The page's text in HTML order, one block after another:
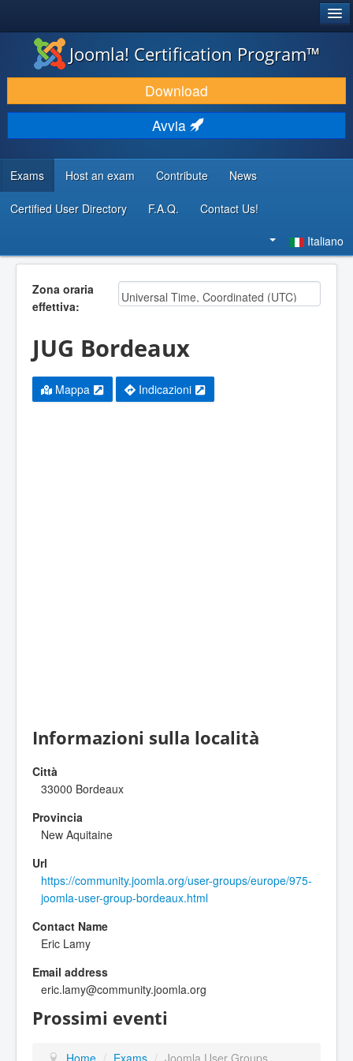
JOOMLA!
SCARICA & ESTENDI
SCOPRI & IMPARA
COMUNITÀ & SUPPORTO
RISORSE PER SVILUPPATORI
Cerca...
Joomla! Certification Program™
Download
Avvia
Exams Host an exam Contribute News
Certified User Directory F.A.Q. Contact Us!
Italiano
Zona oraria
effettiva:
JUG Bordeaux
Mappa Indicazioni
Informazioni sulla località
Città
33000 Bordeaux
Provincia
New Aquitaine
Url
https://community.joomla.org/user-groups/europe/975-
joomla-user-group-bordeaux.html
Contact Name
Eric Lamy
Email address
eric.lamy@community.joomla.org
Prossimi eventi
Home / Exams / Joomla User Groups